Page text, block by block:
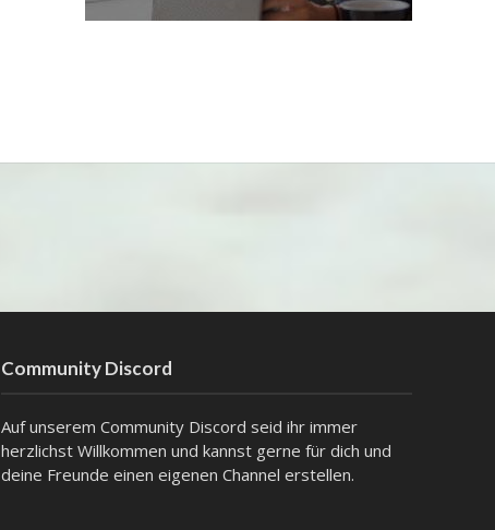
Community Discord
Auf unserem Community Discord seid ihr immer
herzlichst Willkommen und kannst gerne für dich und
deine Freunde einen eigenen Channel erstellen.